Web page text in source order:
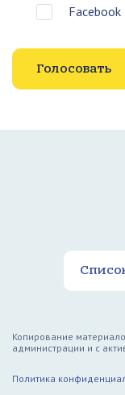
Facebook
Копирование
администрации и с
Политика